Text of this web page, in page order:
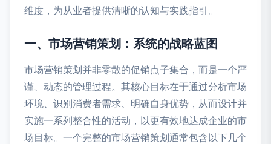
维度，为从业者提供清晰的认知与实践指引。
一、市场营销策划：系统的战略蓝图
市场营销策划并非零散的促销点子集合，而是一个严
谨、动态的管理过程。其核心目标在于通过分析市场
环境、识别消费者需求、明确自身优势，从而设计并
实施一系列整合性的活动，以更有效地达成企业的市
场目标。一个完整的市场营销策划通常包含以下几个